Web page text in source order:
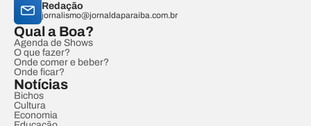
Redação
jornalismo@jornaldaparaiba.com.br
Qual a Boa?
Agenda de Shows
O que fazer?
Onde comer e beber?
Onde ficar?
Notícias
Bichos
Cultura
Economia